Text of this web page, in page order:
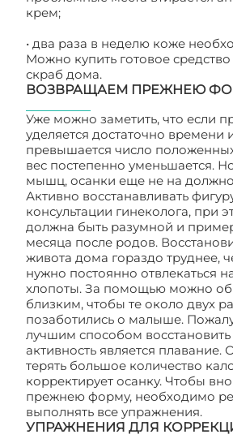
крем;
• два раза в неделю коже
Можно купить готовое средство
скраб дома.
ВОЗВРАЩАЕМ ПРЕЖНЕЮ
Уже можно заметить, что если
уделяется достаточно времени
превышается число
вес постепенно уменьшается.
мышц, осанки еще не на
Активно восстанавливать
консультации гинеколога, при
должна быть разумной и
месяца после родов.
живота дома гораздо труднее,
нужно постоянно отвлекаться
хлопоты. За помощью можно
близким, чтобы те около двух
позаботились о малыше.
лучшим способом
активность является плавание.
терять большое количество
корректирует осанку. Чтобы
прежнею форму, необходимо
выполнять все упражнения.
УПРАЖНЕНИЯ ДЛЯ